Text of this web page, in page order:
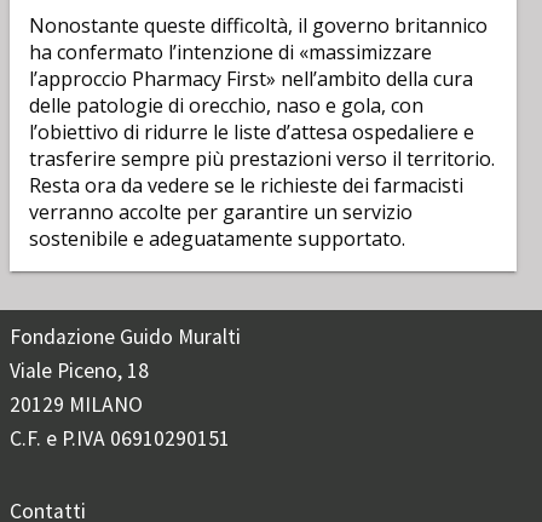
Nonostante queste difficoltà, il governo britannico
ha confermato l’intenzione di «massimizzare
l’approccio Pharmacy First» nell’ambito della cura
delle patologie di orecchio, naso e gola, con
l’obiettivo di ridurre le liste d’attesa ospedaliere e
trasferire sempre più prestazioni verso il territorio.
Resta ora da vedere se le richieste dei farmacisti
verranno accolte per garantire un servizio
sostenibile e adeguatamente supportato.
Fondazione Guido Muralti
Viale Piceno, 18
20129 MILANO
C.F. e P.IVA 06910290151
Contatti